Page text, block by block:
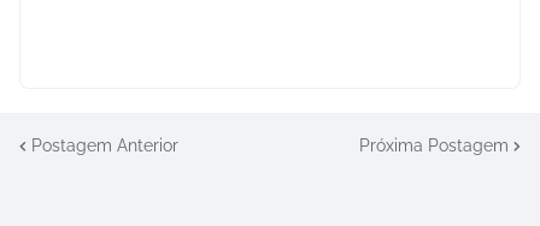
Postagem Anterior Próxima Postagem